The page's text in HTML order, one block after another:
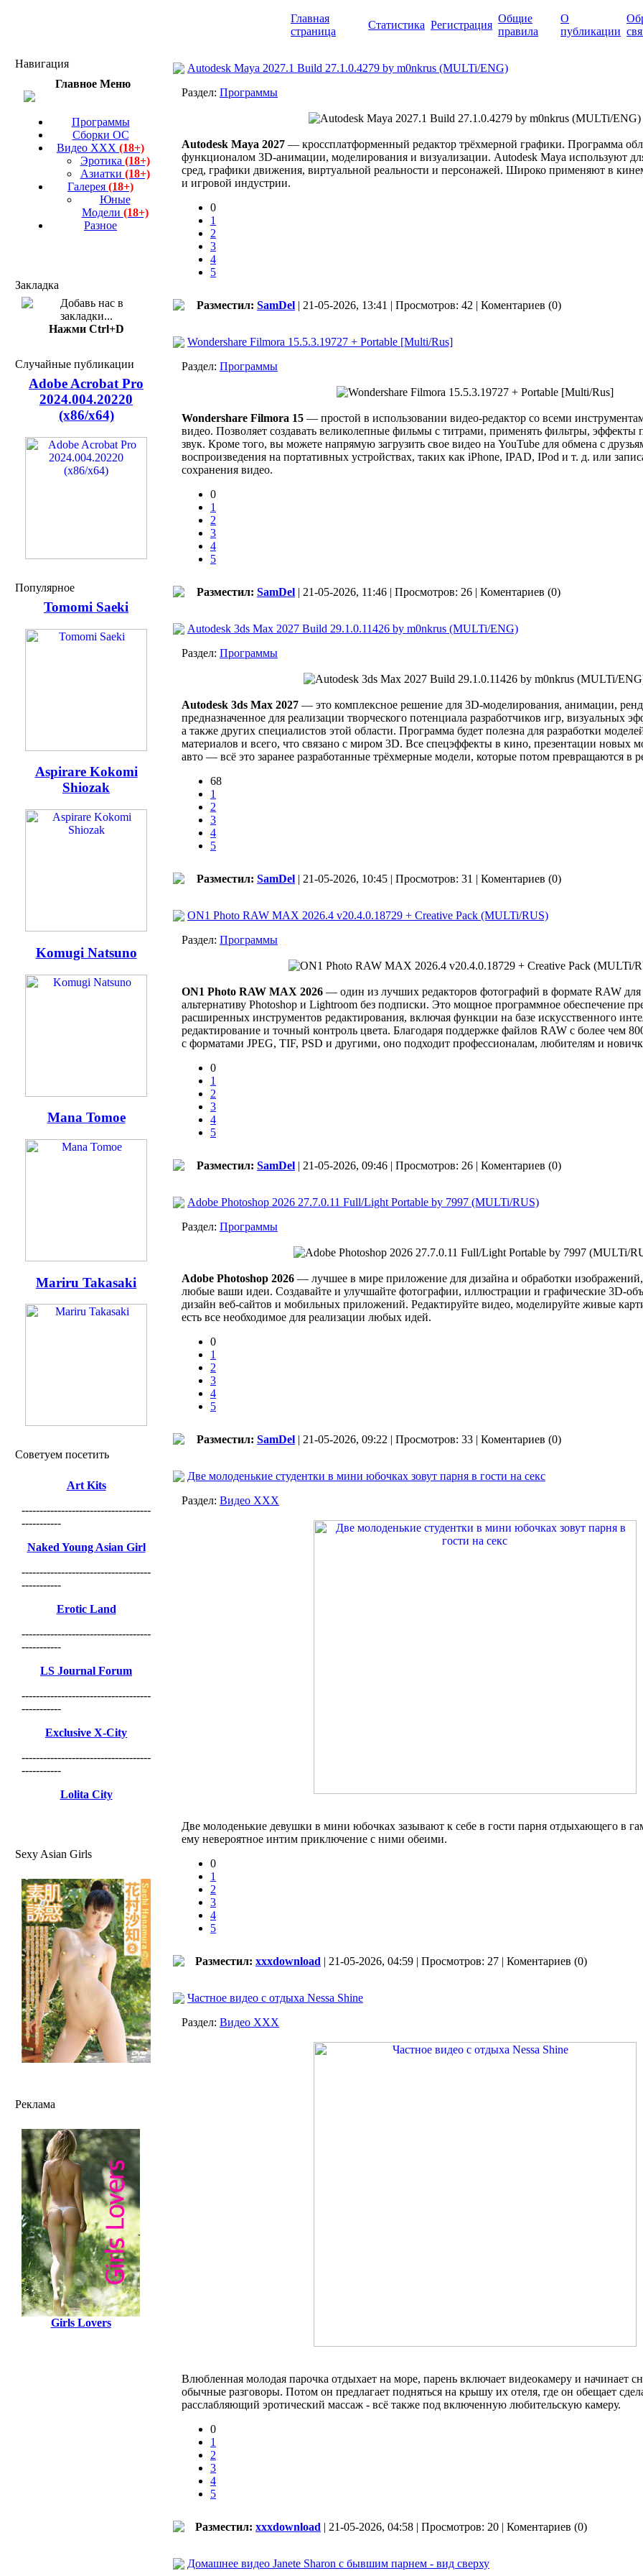
Главная
страница
Статистика Регистрация
Общие
правила
О
публикации
Навигация
Главное Меню
Программы
Сборки ОС
Видео ХХХ (18+)
Эротика (18+)
Азиатки (18+)
Галерея (18+)
Юные
Модели (18+)
Разное
Закладка
Нажми Ctrl+D
Случайные публикации
Adobe Acrobat Pro
2024.004.20220
(x86/x64)
Популярное
Tomomi Saeki
Aspirare Kokomi
Shiozak
Komugi Natsuno
Mana Tomoe
Mariru Takasaki
Советуем посетить
Art Kits
------------------------------------
-----------
Naked Young Asian Girl
------------------------------------
-----------
Erotic Land
------------------------------------
-----------
LS Journal Forum
------------------------------------
-----------
Exclusive X-City
------------------------------------
-----------
Lolita City
Sexy Asian Girls
Реклама
Girls Lovers
Autodesk Maya 2027.1 Build 27.1.0.4279 by m0nkrus (MULTi/ENG)
Раздел: Программы
Autodesk Maya 2027 — кроссплатформенный редактор трёхмерной графики. Программа
функционалом 3D-анимации, моделирования и визуализации. Autodesk Maya используют
сред, графики движения, виртуальной реальности и персонажей. Широко применяют в
и игровой индустрии.
0
1
2
3
4
5
Разместил: SamDel | 21-05-2026, 13:41 | Просмотров: 42 | Коментариев (0)
Wondershare Filmora 15.5.3.19727 + Portable [Multi/Rus]
Раздел: Программы
Wondershare Filmora 15 — простой в использовании видео-редактор со всеми
видео. Позволяет создавать великолепные фильмы с титрами, применять фильтры, эффекты
звук. Кроме того, вы можете напрямую загрузить свое видео на YouTube для обмена с
воспроизведения на портативных устройствах, таких как iPhone, IPAD, IPod и т. д. или
сохранения видео.
0
1
2
3
4
5
Разместил: SamDel | 21-05-2026, 11:46 | Просмотров: 26 | Коментариев (0)
Autodesk 3ds Max 2027 Build 29.1.0.11426 by m0nkrus (MULTi/ENG)
Раздел: Программы
Autodesk 3ds Max 2027 — это комплексное решение для 3D-моделирования, анимации,
предназначенное для реализации творческого потенциала разработчиков игр, визуальных
а также других специалистов этой области. Программа будет полезна для разработки
материалов и всего, что связано с миром 3D. Все спецэффекты в кино, презентации новых
авто — всё это заранее разработанные трёхмерные модели, которые потом превращаются в
68
1
2
3
4
5
Разместил: SamDel | 21-05-2026, 10:45 | Просмотров: 31 | Коментариев (0)
ON1 Photo RAW MAX 2026.4 v20.4.0.18729 + Creative Pack (MULTi/RUS)
Раздел: Программы
ON1 Photo RAW MAX 2026 — один из лучших редакторов фотографий в формате RAW
альтернативу Photoshop и Lightroom без подписки. Это мощное программное обеспечение
расширенных инструментов редактирования, включая функции на базе искусственного
редактирование и точный контроль цвета. Благодаря поддержке файлов RAW с более чем
с форматами JPEG, TIF, PSD и другими, оно подходит профессионалам, любителям и
0
1
2
3
4
5
Разместил: SamDel | 21-05-2026, 09:46 | Просмотров: 26 | Коментариев (0)
Adobe Photoshop 2026 27.7.0.11 Full/Light Portable by 7997 (MULTi/RUS)
Раздел: Программы
Adobe Photoshop 2026 — лучшее в мире приложение для дизайна и обработки
любые ваши идеи. Создавайте и улучшайте фотографии, иллюстрации и графические 3D-
дизайн веб-сайтов и мобильных приложений. Редактируйте видео, моделируйте живые
есть все необходимое для реализации любых идей.
0
1
2
3
4
5
Разместил: SamDel | 21-05-2026, 09:22 | Просмотров: 33 | Коментариев (0)
Две молоденькие студентки в мини юбочках зовут парня в гости на секс
Раздел: Видео ХХХ
Две молоденькие девушки в мини юбочках зазывают к себе в гости парня отдыхающего в
ему невероятное интим приключение с ними обеими.
0
1
2
3
4
5
Разместил: xxxdownload | 21-05-2026, 04:59 | Просмотров: 27 | Коментариев (0)
Частное видео с отдыха Nessa Shine
Раздел: Видео ХХХ
Влюбленная молодая парочка отдыхает на море, парень включает видеокамеру и начинает
обычные разговоры. Потом он предлагает подняться на крышу их отеля, где он обещает
расслабляющий эротический массаж - всё также под включенную любительскую камеру.
0
1
2
3
4
5
Разместил: xxxdownload | 21-05-2026, 04:58 | Просмотров: 20 | Коментариев (0)
Домашнее видео Janete Sharon с бывшим парнем - вид сверху